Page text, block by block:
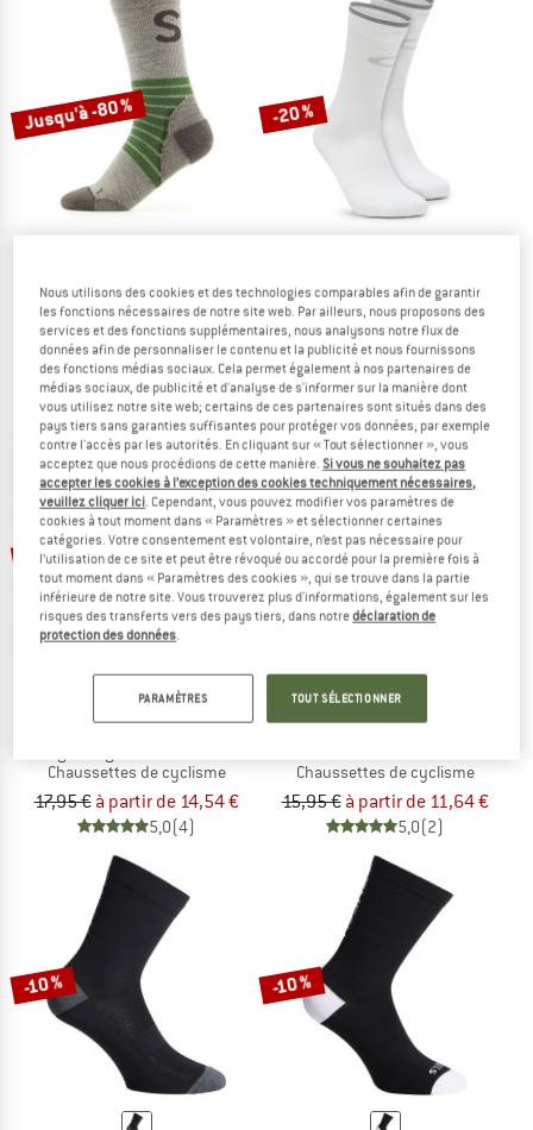
Jusqu'à -80 %
STOIC
Merino MTB Socks
Chaussettes de cyclisme
22,95 €à partir de 4,79 €
4,7(63)
-20 %
OAKLEY
Cadence Socks 2.0
Chaussettes de cyclisme
24,95 € 19,96 €
(0)
Jusqu'à -19 %
GRIPGRAB
Chaussettes de cyclisme
17,95 € à partir de 14,54 €
5,0(4)
Jusqu'à -27 %
BIORACER
Chaussettes de cyclisme
15,95 € à partir de 11,64 €
5,0(2)
-10 % -10 %
Nous utilisons des cookies et des technologies comparables afin de garantir
les fonctions nécessaires de notre site web. Par ailleurs, nous proposons des
services et des fonctions supplémentaires, nous analysons notre flux de
données afin de personnaliser le contenu et la publicité et nous fournissons
des fonctions médias sociaux. Cela permet également à nos partenaires de
médias sociaux, de publicité et d'analyse de s'informer sur la manière dont
vous utilisez notre site web; certains de ces partenaires sont situés dans des
pays tiers sans garanties suffisantes pour protéger vos données, par exemple
contre l'accès par les autorités. En cliquant sur « Tout sélectionner », vous
acceptez que nous procédions de cette manière.Si vous ne souhaitez pas
accepter les cookies à l’exception des cookies techniquement nécessaires,
veuillez cliquer ici. Cependant, vous pouvez modifier vos paramètres de
cookies à tout moment dans « Paramètres » et sélectionner certaines
catégories. Votre consentement est volontaire, n’est pas nécessaire pour
l’utilisation de ce site et peut être révoqué ou accordé pour la première fois à
tout moment dans « Paramètres des cookies », qui se trouve dans la partie
inférieure de notre site. Vous trouverez plus d'informations, également sur les
risques des transferts vers des pays tiers, dans notredéclaration de
protection des données.
PARAMÈTRES TOUT SÉLECTIONNER